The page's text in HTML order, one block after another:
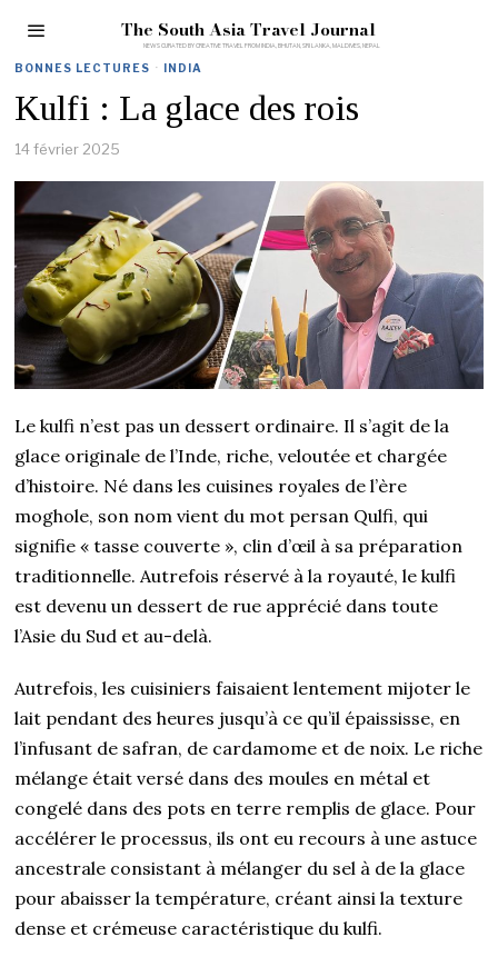
The South Asia Travel Journal
BONNES LECTURES · INDIA
Kulfi : La glace des rois
14 février 2025
Le kulfi n’est pas un dessert ordinaire. Il s’agit de la
glace originale de l’Inde, riche, veloutée et chargée
d’histoire. Né dans les cuisines royales de l’ère
moghole, son nom vient du mot persan Qulfi, qui
signifie « tasse couverte », clin d’œil à sa préparation
traditionnelle. Autrefois réservé à la royauté, le kulfi
est devenu un dessert de rue apprécié dans toute
l’Asie du Sud et au-delà.
Autrefois, les cuisiniers faisaient lentement mijoter le
lait pendant des heures jusqu’à ce qu’il épaississe, en
l’infusant de safran, de cardamome et de noix. Le riche
mélange était versé dans des moules en métal et
congelé dans des pots en terre remplis de glace. Pour
accélérer le processus, ils ont eu recours à une astuce
ancestrale consistant à mélanger du sel à de la glace
pour abaisser la température, créant ainsi la texture
dense et crémeuse caractéristique du kulfi.